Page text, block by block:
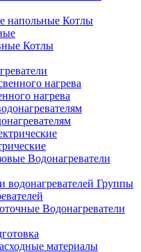
Котлы
Котлы
нагрева
Водонагреватели
Группы
Водонагреватели